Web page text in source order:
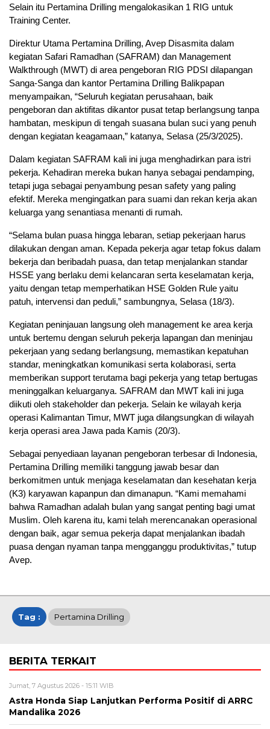
Selain itu Pertamina Drilling mengalokasikan 1 RIG untuk
Training Center.
Direktur Utama Pertamina Drilling, Avep Disasmita dalam
kegiatan Safari Ramadhan (SAFRAM) dan Management
Walkthrough (MWT) di area pengeboran RIG PDSI dilapangan
Sanga-Sanga dan kantor Pertamina Drilling Balikpapan
menyampaikan, “Seluruh kegiatan perusahaan, baik
pengeboran dan aktifitas dikantor pusat tetap berlangsung tanpa
hambatan, meskipun di tengah suasana bulan suci yang penuh
dengan kegiatan keagamaan,” katanya, Selasa (25/3/2025).
Dalam kegiatan SAFRAM kali ini juga menghadirkan para istri
pekerja. Kehadiran mereka bukan hanya sebagai pendamping,
tetapi juga sebagai penyambung pesan safety yang paling
efektif. Mereka mengingatkan para suami dan rekan kerja akan
keluarga yang senantiasa menanti di rumah.
“Selama bulan puasa hingga lebaran, setiap pekerjaan harus
dilakukan dengan aman. Kepada pekerja agar tetap fokus dalam
bekerja dan beribadah puasa, dan tetap menjalankan standar
HSSE yang berlaku demi kelancaran serta keselamatan kerja,
yaitu dengan tetap memperhatikan HSE Golden Rule yaitu
patuh, intervensi dan peduli,” sambungnya, Selasa (18/3).
Kegiatan peninjauan langsung oleh management ke area kerja
untuk bertemu dengan seluruh pekerja lapangan dan meninjau
pekerjaan yang sedang berlangsung, memastikan kepatuhan
standar, meningkatkan komunikasi serta kolaborasi, serta
memberikan support terutama bagi pekerja yang tetap bertugas
meninggalkan keluarganya. SAFRAM dan MWT kali ini juga
diikuti oleh stakeholder dan pekerja. Selain ke wilayah kerja
operasi Kalimantan Timur, MWT juga dilangsungkan di wilayah
kerja operasi area Jawa pada Kamis (20/3).
Sebagai penyediaan layanan pengeboran terbesar di Indonesia,
Pertamina Drilling memiliki tanggung jawab besar dan
berkomitmen untuk menjaga keselamatan dan kesehatan kerja
(K3) karyawan kapanpun dan dimanapun. “Kami memahami
bahwa Ramadhan adalah bulan yang sangat penting bagi umat
Muslim. Oleh karena itu, kami telah merencanakan operasional
dengan baik, agar semua pekerja dapat menjalankan ibadah
puasa dengan nyaman tanpa mengganggu produktivitas,” tutup
Avep.
Tag : Pertamina Drilling
BERITA TERKAIT
Jumat, 7 Agustus 2026 - 15:11 WIB
Astra Honda Siap Lanjutkan Performa Positif di ARRC
Mandalika 2026